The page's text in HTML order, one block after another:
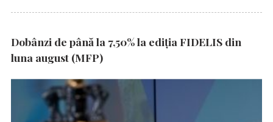
Dobânzi de până la 7,50% la ediția FIDELIS din
luna august (MFP)